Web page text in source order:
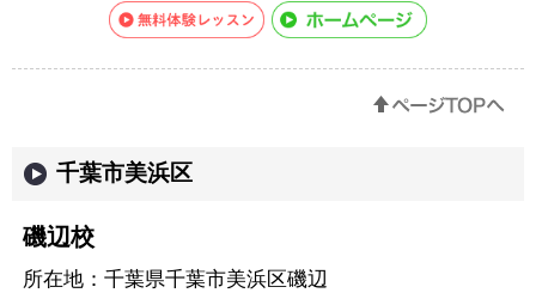
千葉市美浜区
磯辺校
所在地： 千葉県千葉市美浜区磯辺